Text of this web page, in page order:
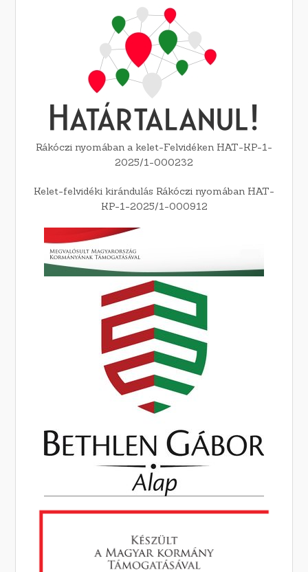
Rákóczi nyomában a kelet-Felvidéken HAT-KP-1-
2025/1-000232
Kelet-felvidéki kirándulás Rákóczi nyomában HAT-
KP-1-2025/1-000912